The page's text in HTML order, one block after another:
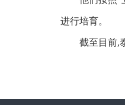
进行培育。
截至目前,泰